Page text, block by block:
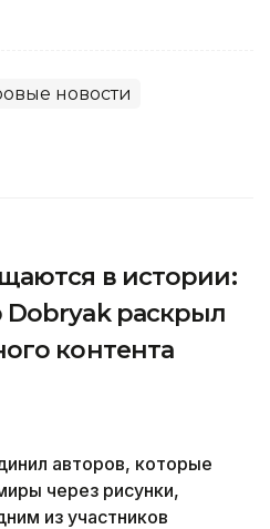
новости
в истории:
Dobryak раскрыл
контента
авторов, которые
через рисунки,
из участников